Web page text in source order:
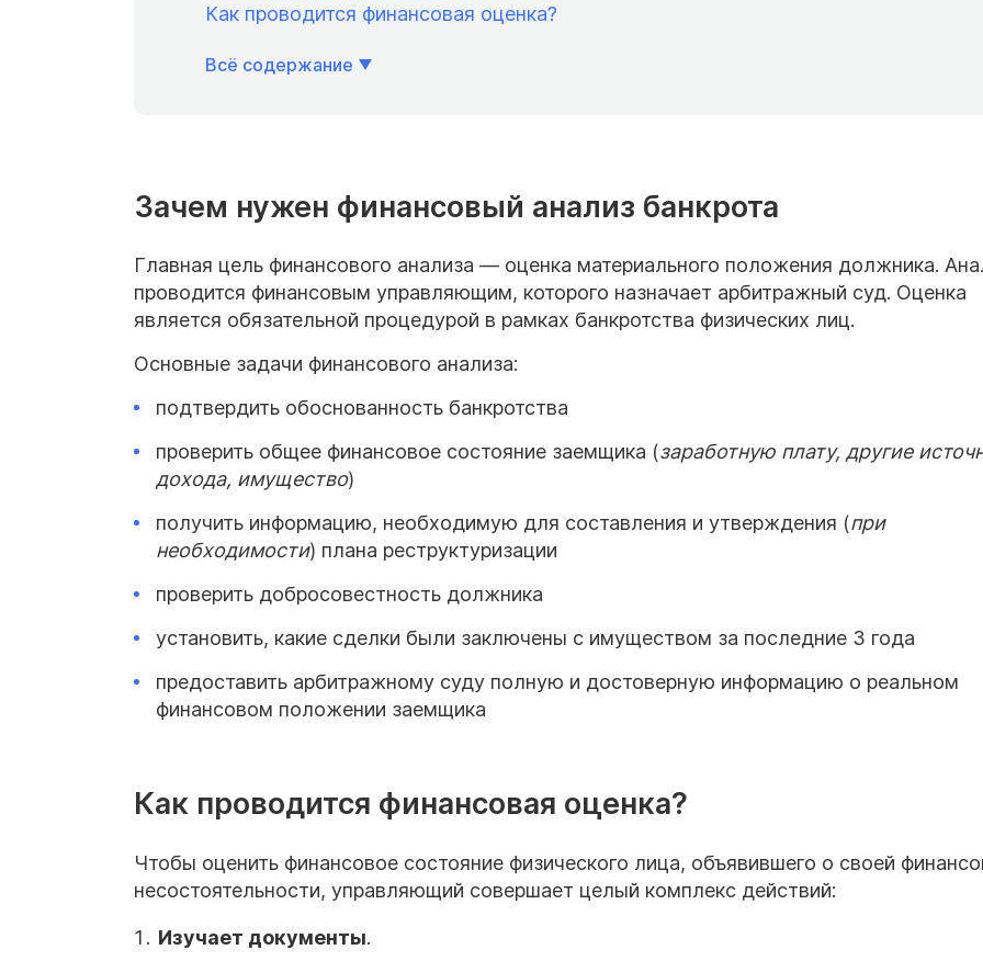
Как проводится финансовая оценка?
Всё содержание
Зачем нужен финансовый анализ банкрота
Главная цель финансового анализа — оценка материального положения должника.
проводится финансовым управляющим, которого назначает арбитражный суд. Оценка
является обязательной процедурой в рамках банкротства физических лиц.
Основные задачи финансового анализа:
подтвердить обоснованность банкротства
проверить общее финансовое состояние заемщика (заработную плату, другие
дохода, имущество)
получить информацию, необходимую для составления и утверждения (при
необходимости) плана реструктуризации
проверить добросовестность должника
установить, какие сделки были заключены с имуществом за последние 3 года
предоставить арбитражному суду полную и достоверную информацию о реальном
финансовом положении заемщика
Как проводится финансовая оценка?
Чтобы оценить финансовое состояние физического лица, объявившего о своей
несостоятельности, управляющий совершает целый комплекс действий:
Изучает документы.